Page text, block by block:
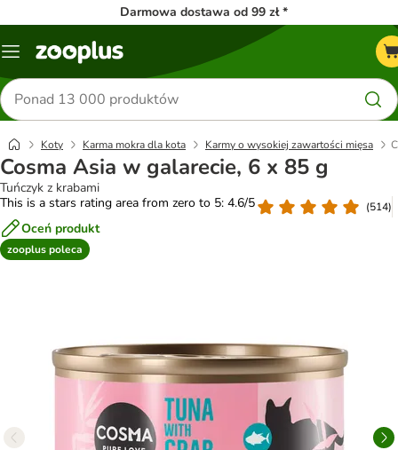
Darmowa dostawa od 99 zł *
Menu
Szukaj
produktów
Koty Karma mokra dla kota Karmy o wysokiej zawartości mięsa
Cosma Asia w galarecie, 6 x 85 g
Tuńczyk z krabami
This is a stars rating area from zero to 5: 4.6/5
(514)
Oceń produkt
zooplus poleca